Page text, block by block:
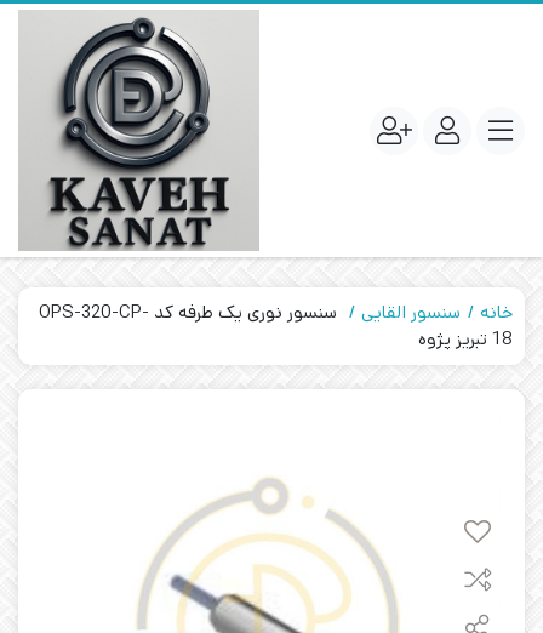
خانه سنسور القایی
سنسور نوری یک طرفه کد OPS-320-CP-
18 تبریز پژوه